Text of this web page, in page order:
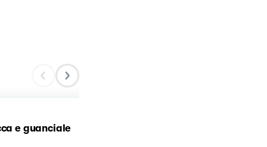
e guanciale